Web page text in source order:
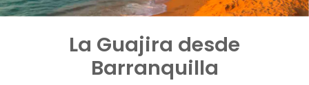
La Guajira desde
Barranquilla